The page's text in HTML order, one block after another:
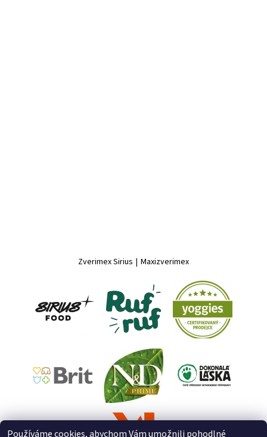
Zverimex Sirius | Maxizverimex
Používáme cookies, abychom Vám umožnili pohodlné